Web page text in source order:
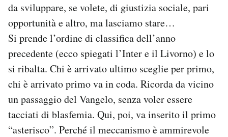
da sviluppare, se volete, di giustizia sociale, pari
opportunità e altro, ma lasciamo stare…
Si prende l’ordine di classifica dell’anno
precedente (ecco spiegati l’Inter e il Livorno) e lo
si ribalta. Chi è arrivato ultimo sceglie per primo,
chi è arrivato primo va in coda. Ricorda da vicino
un passaggio del Vangelo, senza voler essere
tacciati di blasfemia. Qui, poi, va inserito il primo
“asterisco”. Perché il meccanismo è ammirevole